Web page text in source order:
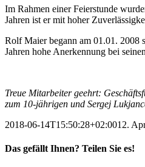
Im Rahmen einer Feierstunde
Jahren ist er mit hoher
Rolf Maier begann am 01.01. 2008
Jahren hohe Anerkennung bei
Treue Mitarbeiter geehrt:
zum 10-jährigen und Sergej
2018-06-14T15:50:28+02:0012.
Das gefällt Ihnen? Teilen Sie es!